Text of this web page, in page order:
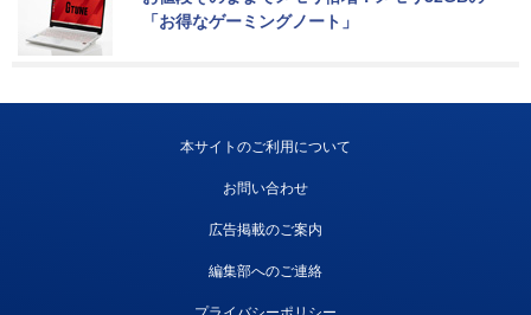
「お得なゲーミングノート」
本サイトのご利用について
お問い合わせ
広告掲載のご案内
編集部へのご連絡